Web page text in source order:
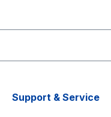
Support & Service